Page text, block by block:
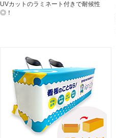
UVカットのラミネート付きで耐候性
◎！